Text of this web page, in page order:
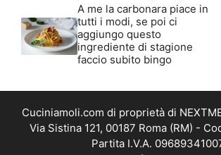
A me la carbonara piace in
tutti i modi, se poi ci
aggiungo questo
ingrediente di stagione
faccio subito bingo
Cuciniamoli.com di proprietà di
Via Sistina 121, 00187 Roma (RM) -
Partita I.V.A.